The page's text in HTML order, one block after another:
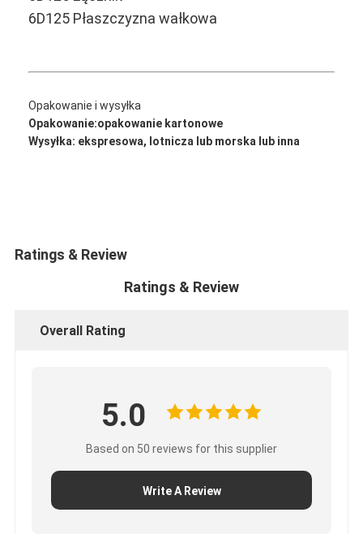
Części silnika Perkinsa
6D125 Płaszczyzna wałkowa
Opakowanie i wysyłka
Opakowanie:opakowanie kartonowe
Wysyłka: ekspresowa, lotnicza lub morska lub inna
Ratings & Review
Ratings & Review
Overall Rating
5.0
Based on 50 reviews for this supplier
Write A Review